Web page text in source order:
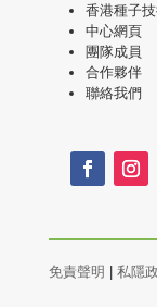
香港種子
中心網頁
團隊成員
合作夥伴
聯絡我們
免責聲明 私隱